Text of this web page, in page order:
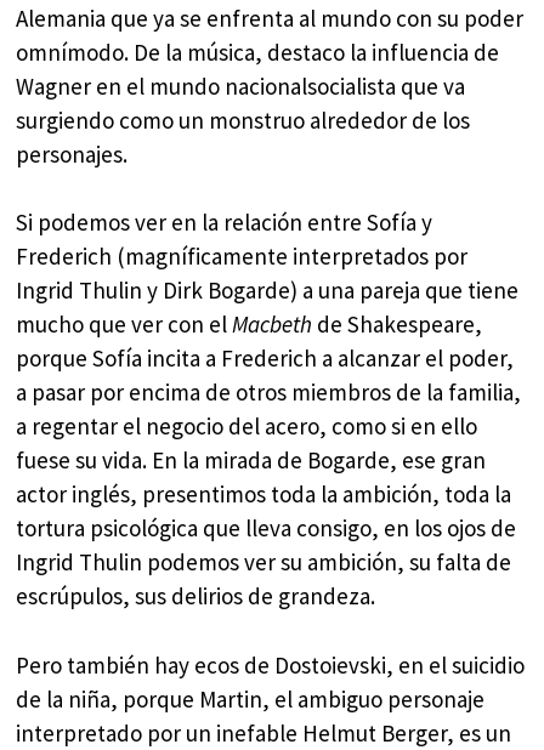
Alemania que ya se enfrenta al mundo con su poder
omnímodo. De la música, destaco la influencia de
Wagner en el mundo nacionalsocialista que va
surgiendo como un monstruo alrededor de los
personajes.
Si podemos ver en la relación entre Sofía y
Frederich (magníficamente interpretados por
Ingrid Thulin y Dirk Bogarde) a una pareja que tiene
mucho que ver con elMacbeth de Shakespeare,
porque Sofía incita a Frederich a alcanzar el poder,
a pasar por encima de otros miembros de la familia,
a regentar el negocio del acero, como si en ello
fuese su vida. En la mirada de Bogarde, ese gran
actor inglés, presentimos toda la ambición, toda la
tortura psicológica que lleva consigo, en los ojos de
Ingrid Thulin podemos ver su ambición, su falta de
escrúpulos, sus delirios de grandeza.
Pero también hay ecos de Dostoievski, en el suicidio
de la niña, porque Martin, el ambiguo personaje
interpretado por un inefable Helmut Berger, es un